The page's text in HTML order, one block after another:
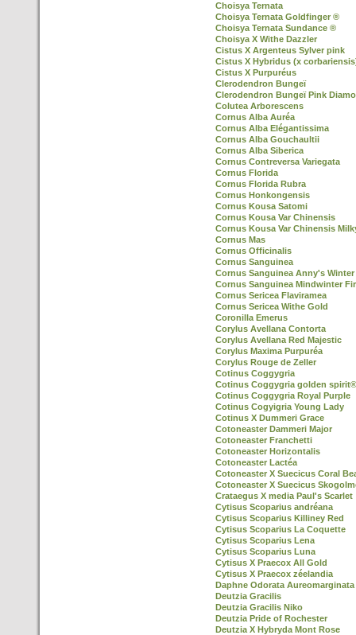
Choisya Ternata
Choisya Ternata Goldfinger ®
Choisya Ternata Sundance ®
Choisya X Withe Dazzler
Cistus X Argenteus Sylver pink
Cistus X Hybridus (x
Cistus X Purpuréus
Clerodendron Bungeï
Clerodendron Bungeï Pink
Colutea Arborescens
Cornus Alba Auréa
Cornus Alba Elégantissima
Cornus Alba Gouchaultii
Cornus Alba Siberica
Cornus Contreversa Variegata
Cornus Florida
Cornus Florida Rubra
Cornus Honkongensis
Cornus Kousa Satomi
Cornus Kousa Var Chinensis
Cornus Kousa Var Chinensis
Cornus Mas
Cornus Officinalis
Cornus Sanguinea
Cornus Sanguinea Anny's Winter
Cornus Sanguinea Mindwinter
Cornus Sericea Flaviramea
Cornus Sericea Withe Gold
Coronilla Emerus
Corylus Avellana Contorta
Corylus Avellana Red Majestic
Corylus Maxima Purpuréa
Corylus Rouge de Zeller
Cotinus Coggygria
Cotinus Coggygria golden spirit®
Cotinus Coggygria Royal Purple
Cotinus Cogyigria Young Lady
Cotinus X Dummeri Grace
Cotoneaster Dammeri Major
Cotoneaster Franchetti
Cotoneaster Horizontalis
Cotoneaster Lactéa
Cotoneaster X Suecicus Coral
Cotoneaster X Suecicus
Crataegus X media Paul's Scarlet
Cytisus Scoparius andréana
Cytisus Scoparius Killiney Red
Cytisus Scoparius La Coquette
Cytisus Scoparius Lena
Cytisus Scoparius Luna
Cytisus X Praecox All Gold
Cytisus X Praecox zéelandia
Daphne Odorata Aureomarginata
Deutzia Gracilis
Deutzia Gracilis Niko
Deutzia Pride of Rochester
Deutzia X Hybryda Mont Rose